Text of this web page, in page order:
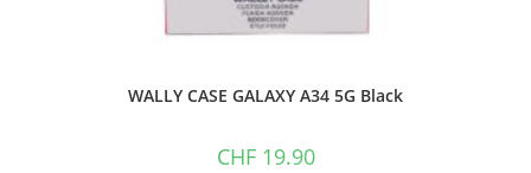
WALLY CASE GALAXY A34 5G Black
CHF19.90